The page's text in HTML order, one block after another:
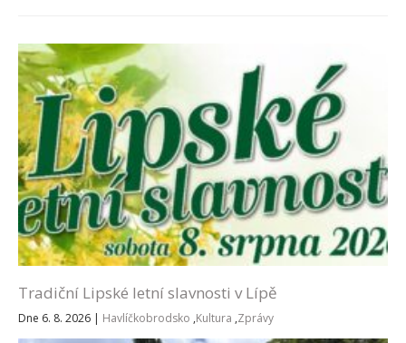
Tradiční Lipské letní slavnosti v Lípě
Dne 6. 8. 2026 | Havlíčkobrodsko ,Kultura ,Zprávy